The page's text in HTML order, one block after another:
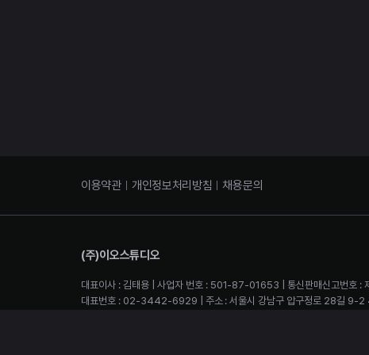
이용약관 개인정보처리방침 채용문의
(주)이오스튜디오
대표이사 : 김태용 | 사업자 번호 : 501-87-01653 | 통신판매신고번호
대표번호 : 02-3442-6929 | 주소 : 서울시 강남구 압구정로 28길